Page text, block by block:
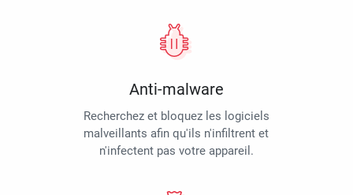
Anti-malware
Recherchez et bloquez les logiciels
malveillants afin qu'ils n'infiltrent et
n'infectent pas votre appareil.